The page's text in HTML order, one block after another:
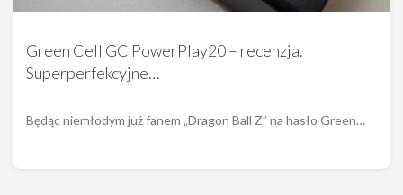
Green Cell GC PowerPlay20 – recenzja.
Superperfekcyjne…
Będąc niemłodym już fanem „Dragon Ball Z” na hasło Green…